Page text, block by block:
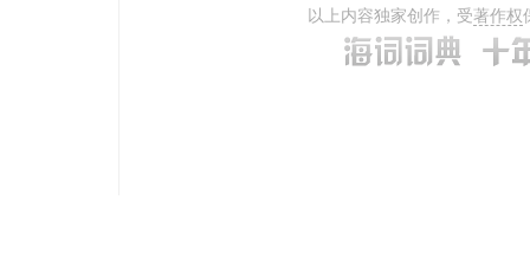
以上内容独家创作，受著作权